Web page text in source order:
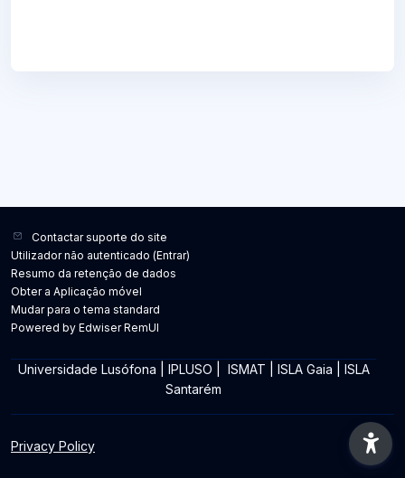
Contactar suporte do site
Utilizador não autenticado (Entrar)
Resumo da retenção de dados
Obter a Aplicação móvel
Mudar para o tema standard
Powered by Edwiser RemUI
Universidade Lusófona IPLUSO ISMAT ISLA Gaia
ISLA
Santarém
Privacy Policy